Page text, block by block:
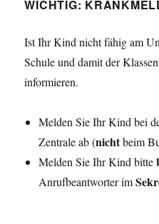
WICHTIG:
Ist Ihr Kind nicht fähig am
Schule und damit der
informieren.
Melden Sie Ihr Kind bei
Zentrale ab (nichtbeim
Melden Sie Ihr Kind bitte
Anrufbeantworter im